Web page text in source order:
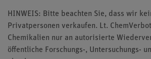
HINWEIS: Bitte beachten Sie, dass wir
Privatpersonen verkaufen. Lt.
Chemikalien nur an autorisierte
öffentliche Forschungs-, Untersuchungs-